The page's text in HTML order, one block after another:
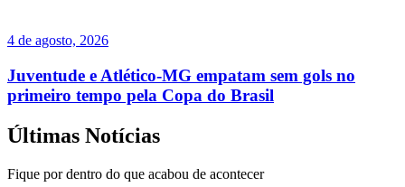
4 de agosto, 2026
Juventude e Atlético-MG empatam sem gols no
primeiro tempo pela Copa do Brasil
Últimas Notícias
Fique por dentro do que acabou de acontecer